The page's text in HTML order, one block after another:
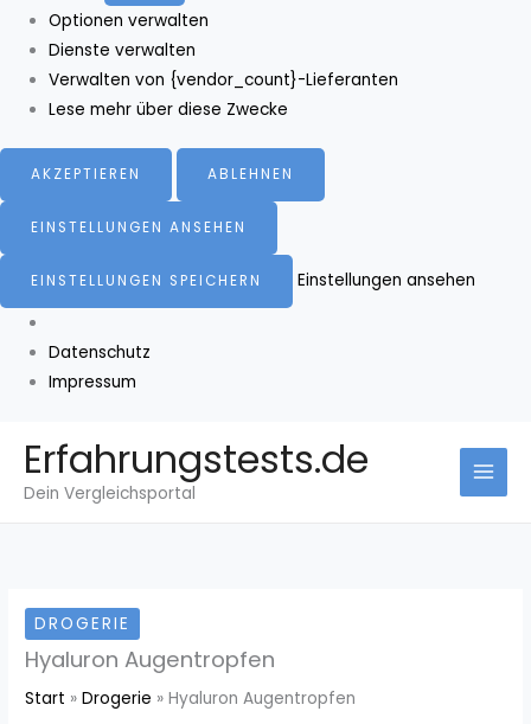
Optionen verwalten
Dienste verwalten
Verwalten von {vendor_count}-Lieferanten
Lese mehr über diese Zwecke
AKZEPTIEREN ABLEHNEN
EINSTELLUNGEN ANSEHEN
EINSTELLUNGEN SPEICHERN Einstellungen ansehen
Datenschutz
Impressum
Inhalt
springen
Erfahrungstests.de
Dein Vergleichsportal
DROGERIE
Hyaluron Augentropfen
Start Drogerie Hyaluron Augentropfen